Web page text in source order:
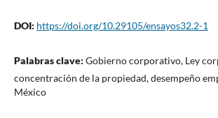
DOI: https://doi.org/10.29105/ensayos32.2-1
Palabras clave: Gobierno corporativo, Ley
concentración de la propiedad, desempeño
México